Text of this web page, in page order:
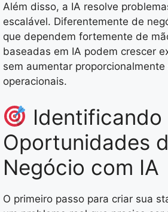
Além disso, a IA resolve
escalável. Diferentemente de
que dependem fortemente de
baseadas em IA podem crescer
sem aumentar
operacionais.
Identificando
Oportunidades
Negócio com IA
O primeiro passo para criar sua